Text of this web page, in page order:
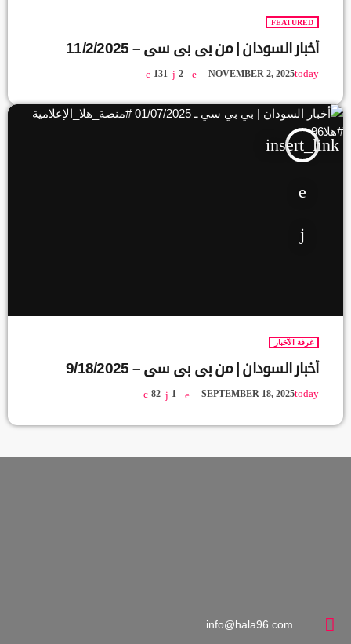
FEATURED
أخبار السودان | من بي بي سي – 11/2/2025
today
NOVEMBER 2, 2025
131 2
insert_link
غرفة الآخبار
أخبار السودان | من بي بي سي – 9/18/2025
today
SEPTEMBER 18, 2025
82 1
info@hala96.com